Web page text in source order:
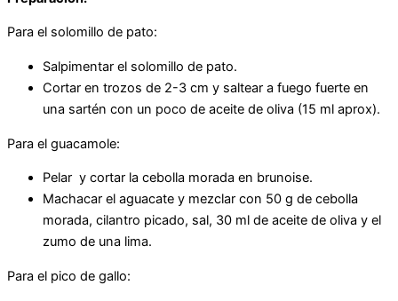
Para el solomillo de pato:
Salpimentar el solomillo de pato.
Cortar en trozos de 2-3 cm y saltear a fuego fuerte en
una sartén con un poco de aceite de oliva (15 ml aprox).
Para el guacamole:
Pelar y cortar la cebolla morada en brunoise.
Machacar el aguacate y mezclar con 50 g de cebolla
morada, cilantro picado, sal, 30 ml de aceite de oliva y el
zumo de una lima.
Para el pico de gallo: